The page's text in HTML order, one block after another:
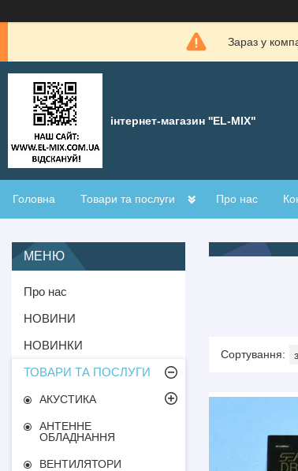
Зараз у
інтернет-магазин ''EL-MIX"
Головна Товари та послуги Про нас
Про нас
НОВИНИ
НОВИНКИ
ТОВАРИ ТА ПОСЛУГИ
АКУСТИКА
АНТЕННЕ
ОБЛАДНАННЯ
ВЕНТИЛЯТОРИ